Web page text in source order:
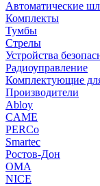
Автоматические
Комплекты
Тумбы
Стрелы
Устройства
Радиоуправление
Комплектующие
Производители
Abloy
CAME
PERCo
Smartec
Ростов-Дон
ОМА
NICE